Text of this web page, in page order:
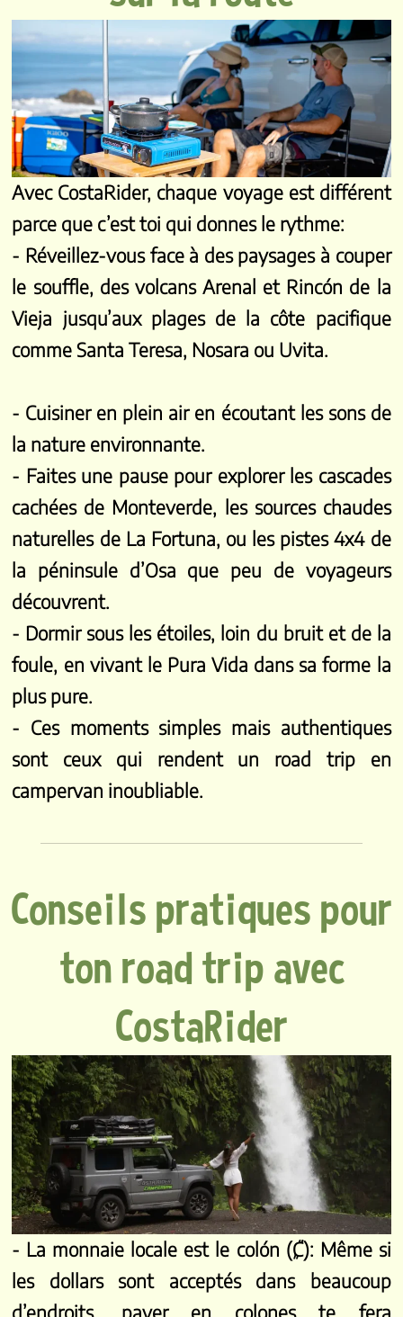
Avec CostaRider, chaque voyage est différent
parce que c’est toi qui donnes le rythme:
- Réveillez-vous face à des paysages à couper
le souffle, des volcans Arenal et Rincón de la
Vieja jusqu’aux plages de la côte pacifique
comme Santa Teresa, Nosara ou Uvita.
- Cuisiner en plein air en écoutant les sons de
la nature environnante.
- Faites une pause pour explorer les cascades
cachées de Monteverde, les sources chaudes
naturelles de La Fortuna, ou les pistes 4x4 de
la péninsule d’Osa que peu de voyageurs
découvrent.
- Dormir sous les étoiles, loin du bruit et de la
foule, en vivant le Pura Vida dans sa forme la
plus pure.
- Ces moments simples mais authentiques
sont ceux qui rendent un road trip en
campervan inoubliable.
Conseils pratiques pour
ton road trip avec
CostaRider
- La monnaie locale est le colón (₡): Même si
les dollars sont acceptés dans beaucoup